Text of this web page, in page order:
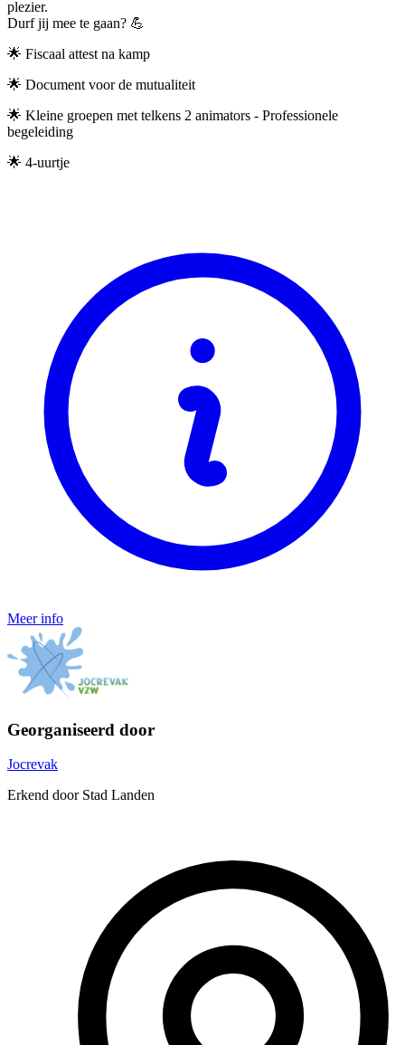
plezier.
Durf jij mee te gaan? 💪
🌟 Fiscaal attest na kamp
🌟 Document voor de mutualiteit
🌟 Kleine groepen met telkens 2 animators - Professionele
begeleiding
🌟 4-uurtje
Meer info
Georganiseerd door
Jocrevak
Erkend door Stad Landen